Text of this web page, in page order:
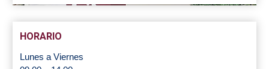
HORARIO
Lunes a Viernes